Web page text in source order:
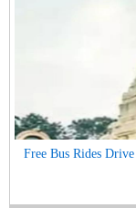
Free Bus Rides